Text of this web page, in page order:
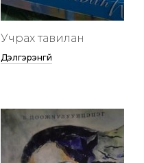
Учрах тавилан
Дэлгэрэнгүй